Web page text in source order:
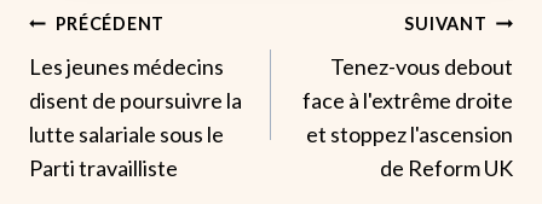
Navigation
De
L’article
PRÉCÉDENT
Les jeunes médecins
disent de poursuivre la
lutte salariale sous le
Parti travailliste
SUIVANT
Tenez-vous debout
face à l'extrême droite
et stoppez l'ascension
de Reform UK